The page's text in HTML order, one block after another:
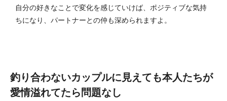
自分の好きなことで変化を感じていけば、ポジティブな気持
ちになり、パートナーとの仲も深められますよ。
釣り合わないカップルに見えても本人たちが
愛情溢れてたら問題なし